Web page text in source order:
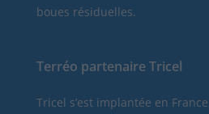
boues résiduelles.
Terréo partenaire Tricel
Tricel s’est implantée en